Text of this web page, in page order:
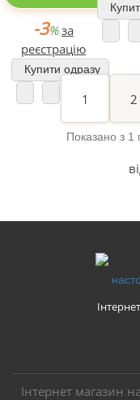
-3% за
реєстрацію
Купити одразу
1 2
Показано з 1
Інтернет магазин